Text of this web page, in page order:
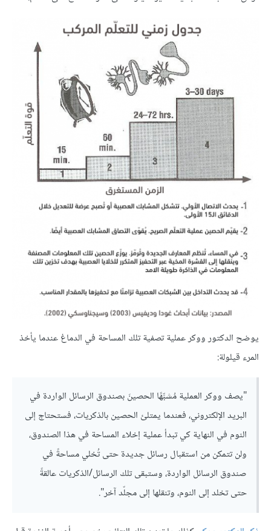
يوضح الدكتور ووكر عملية تصفية تلك المساحة في الدماغ عندما يأخذ
المرء قيلولة:
"يصف ووكر العملية مُشبِّهًا الحصينَ بصندوق الرسائل الواردة في
البريد الإلكتروني، فعندما يمتلئ الحصين بالذكريات، فستحتاج إلى
النوم في النهاية كي تبدأ عملية إخلاء المساحة في هذا الصندوق،
ولن تتمكن من استقبال رسائل جديدة حتى تُخلي مساحةً في
صندوق الرسائل الواردة، وستبقى تلك الرسائل/الذكريات عالقةً
حتى تخلد إلى النوم، وتنقلها إلى مجلّد آخر".